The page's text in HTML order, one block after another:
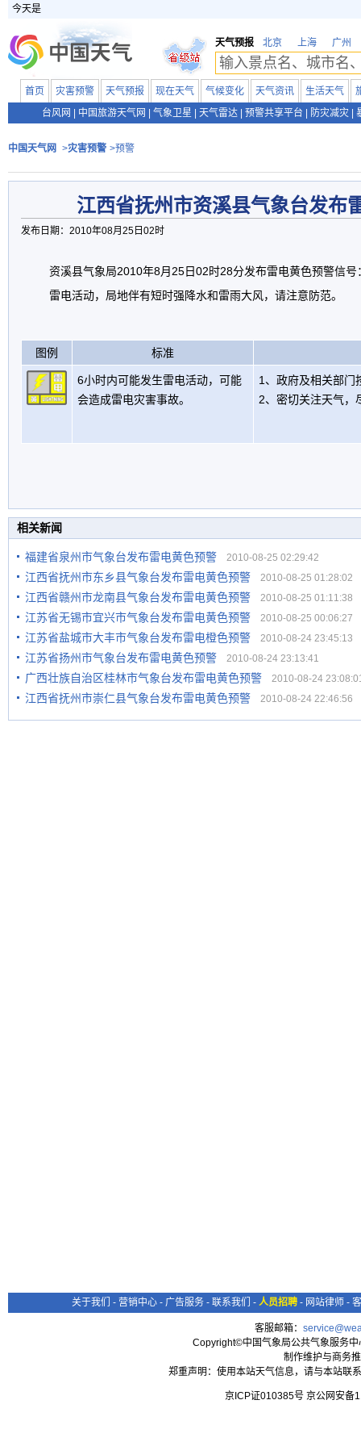
今天是
天气预报 北京 上海 广州
首页 灾害预警 天气预报 现在天气 气候变化 天气资讯 生活天气
台风网
中国旅游天气网 气象卫星 天气雷达 预警共享平台 防灾减灾
中国天气网 >灾害预警 >预警
江西省抚州市资溪县气象台发布
发布日期：2010年08月25日02时
资溪县气象局2010年8月25日02时28分发布雷电黄色预警信
雷电活动，局地伴有短时强降水和雷雨大风，请注意防范。
图例 标准
6小时内可能发生雷电活动，可能
会造成雷电灾害事故。
1、政府及相关部门
2、密切关注天气，
相关新闻
福建省泉州市气象台发布雷电黄色预警 2010-08-25 02:29:42
江西省抚州市东乡县气象台发布雷电黄色预警 2010-08-25 01:28:02
江西省赣州市龙南县气象台发布雷电黄色预警 2010-08-25 01:11:38
江苏省无锡市宜兴市气象台发布雷电黄色预警 2010-08-25 00:06:27
江苏省盐城市大丰市气象台发布雷电橙色预警 2010-08-24 23:45:13
江苏省扬州市气象台发布雷电黄色预警 2010-08-24 23:13:41
广西壮族自治区桂林市气象台发布雷电黄色预警 2010-08-24
江西省抚州市崇仁县气象台发布雷电黄色预警 2010-08-24 22:46:56
关于我们 - 营销中心 - 广告服务 - 联系我们 - 人员招聘 - 网站律师 -
客服邮箱：
Copyright©中国气象局公共气象服务
制作维护与商务
郑重声明：使用本站天气信息，请与本站联
京ICP证010385号 京公网安备